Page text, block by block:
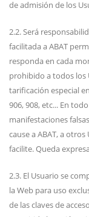
de admisión de los
2.2. Será
facilitada a ABAT
responda en cada
prohibido a todos los
tarificación especial
906, 908, etc... En
manifestaciones
cause a ABAT, a
facilite. Queda
2.3. El Usuario se
la Web para uso
de las claves de